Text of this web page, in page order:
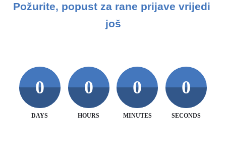
Požurite, popust za rane prijave vrijedi
još
0
DAYS
0
HOURS
0
MINUTES
0
SECONDS